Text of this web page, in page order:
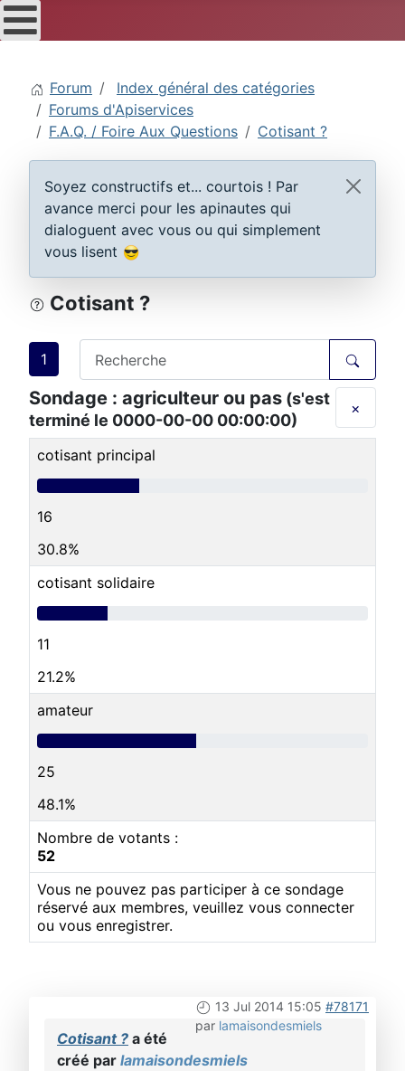
Forum
Index général des catégories
Forums d'Apiservices
F.A.Q. / Foire Aux Questions
Cotisant ?
Soyez constructifs et... courtois ! Par
avance merci pour les apinautes qui
dialoguent avec vous ou qui simplement
vous lisent
Cotisant ?
1
×
Sondage : agriculteur ou pas (s'est
terminé le 0000-00-00 00:00:00)
cotisant principal
16
30.8%
cotisant solidaire
11
21.2%
amateur
25
48.1%
Nombre de votants :
52
Vous ne pouvez pas participer à ce sondage
réservé aux membres, veuillez vous connecter
ou vous enregistrer.
13 Jul 2014 15:05 #78171
par lamaisondesmiels
Cotisant ? a été
créé par lamaisondesmiels